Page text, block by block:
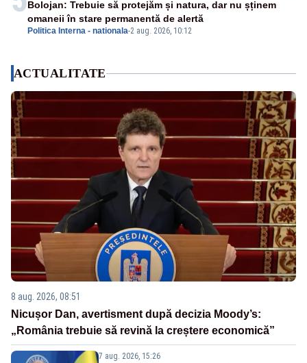
Politica Interna - nationala-2 aug. 2026, 10:12
Bolojan: Trebuie să protejăm și natura, dar nu șținem
omaneii în stare permanentă de alertă
ACTUALITATE
8 aug. 2026, 08:51
Nicușor Dan, avertisment după decizia Moody’s:
„România trebuie să revină la creștere economică”
7 aug. 2026, 15:26